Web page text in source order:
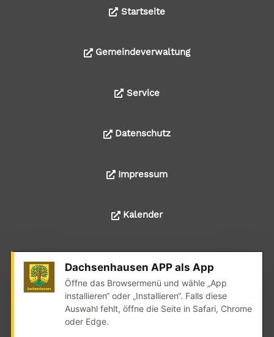
Startseite
Gemeindeverwaltung
Service
Datenschutz
Impressum
Kalender
© 2024 Alle Rechte liegen bei der Ortsgemeinde
Dachsenhausen
Realisation: wedoyu.de
Dachsenhausen APP als App
Öffne das Browsermenü und wähle „App
installieren“ oder „Installieren“. Falls diese
Auswahl fehlt, öffne die Seite in Safari, Chrome
oder Edge.